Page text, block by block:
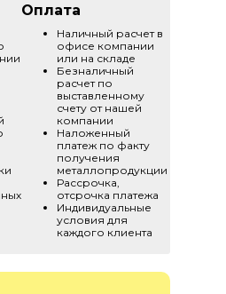
Оплата
Наличный расчет в
офисе компании
или на складе
Безналичный
расчет по
выставленному
счету от нашей
компании
Наложенный
платеж по факту
получения
металлопродукции
Рассрочка,
отсрочка платежа
Индивидуальные
условия для
каждого клиента